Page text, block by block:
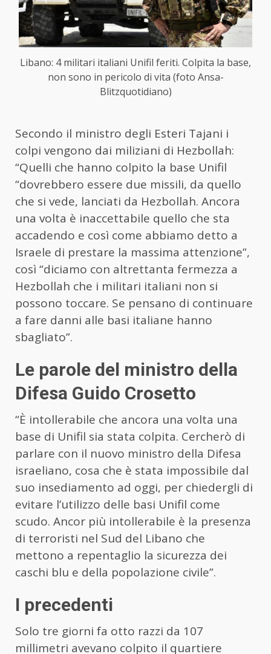
Libano: 4 militari italiani Unifil feriti. Colpita la base,
non sono in pericolo di vita (foto Ansa-
Blitzquotidiano)
Secondo il ministro degli Esteri Tajani i
colpi vengono dai miliziani di Hezbollah:
“Quelli che hanno colpito la base Unifil
“dovrebbero essere due missili, da quello
che si vede, lanciati da Hezbollah. Ancora
una volta è inaccettabile quello che sta
accadendo e così come abbiamo detto a
Israele di prestare la massima attenzione”,
così “diciamo con altrettanta fermezza a
Hezbollah che i militari italiani non si
possono toccare. Se pensano di continuare
a fare danni alle basi italiane hanno
sbagliato”.
Le parole del ministro della
Difesa Guido Crosetto
“È intollerabile che ancora una volta una
base di Unifil sia stata colpita. Cercherò di
parlare con il nuovo ministro della Difesa
israeliano, cosa che è stata impossibile dal
suo insediamento ad oggi, per chiedergli di
evitare l’utilizzo delle basi Unifil come
scudo. Ancor più intollerabile è la presenza
di terroristi nel Sud del Libano che
mettono a repentaglio la sicurezza dei
caschi blu e della popolazione civile”.
I precedenti
Solo tre giorni fa otto razzi da 107
millimetri avevano colpito il quartiere